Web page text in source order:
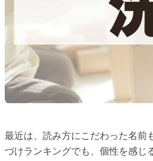
最近は、読み方にこだわった名前
づけランキングでも、個性を感じ